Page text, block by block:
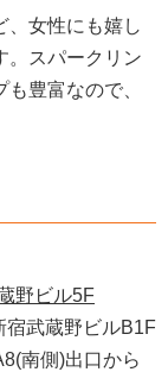
、女性にも嬉し
。スパークリン
豊富なので、
野ビル5F
宿武蔵野ビルB1F
南側)出口から